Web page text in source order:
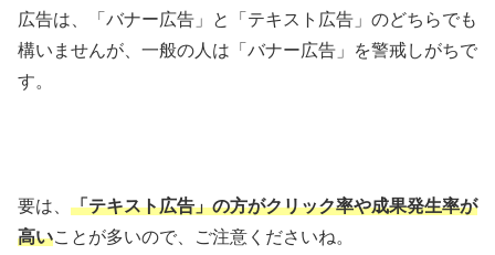
広告は、「バナー広告」と「テキスト広告」のどちらでも
構いませんが、一般の人は「バナー広告」を警戒しがちで
す。
要は、 「テキスト広告」の方がクリック率や成果発生率が
高いことが多いので、ご注意くださいね。